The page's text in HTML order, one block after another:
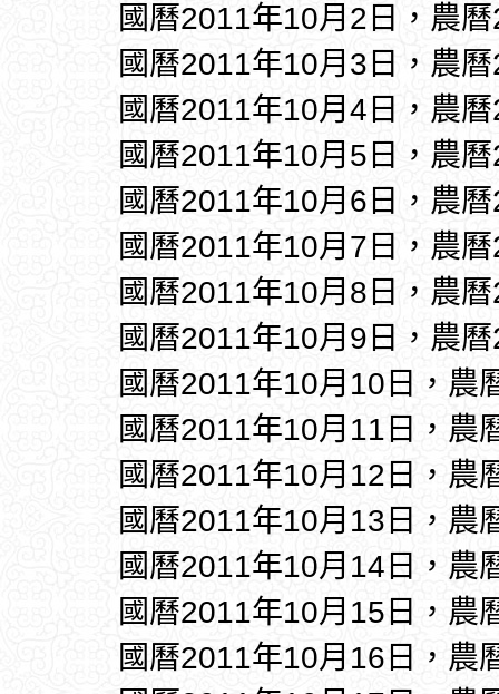
國曆2011年10月2日，農
國曆2011年10月3日，農
國曆2011年10月4日，農
國曆2011年10月5日，農
國曆2011年10月6日，農
國曆2011年10月7日，農
國曆2011年10月8日，農
國曆2011年10月9日，農
國曆2011年10月10日，農
國曆2011年10月11日，農
國曆2011年10月12日，農
國曆2011年10月13日，農
國曆2011年10月14日，農
國曆2011年10月15日，農
國曆2011年10月16日，農